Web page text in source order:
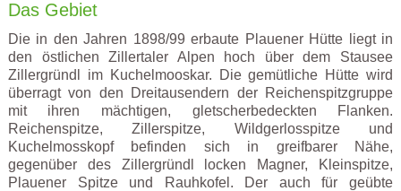
Das Gebiet
Die in den Jahren 1898/99 erbaute Plauener Hütte liegt in
den östlichen Zillertaler Alpen hoch über dem Stausee
Zillergründl im Kuchelmooskar. Die gemütliche Hütte wird
überragt von den Dreitausendern der Reichenspitzgruppe
mit ihren mächtigen, gletscherbedeckten Flanken.
Reichenspitze, Zillerspitze, Wildgerlosspitze und
Kuchelmosskopf befinden sich in greifbarer Nähe,
gegenüber des Zillergründl locken Magner, Kleinspitze,
Plauener Spitze und Rauhkofel. Der auch für geübte